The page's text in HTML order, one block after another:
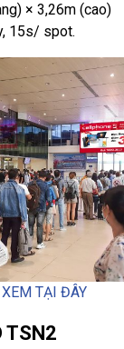
× 3,26m (cao)
15s/ spot.
XEM TẠI ĐÂY
TSN2